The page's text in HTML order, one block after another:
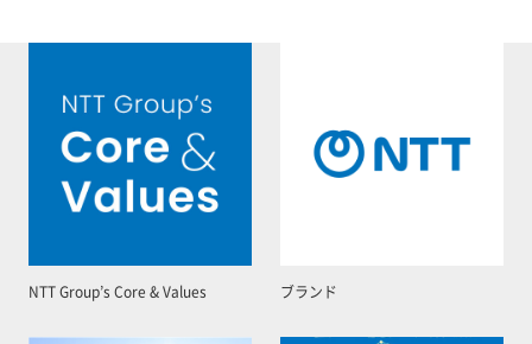
NTT Group’s Core & Values ブランド